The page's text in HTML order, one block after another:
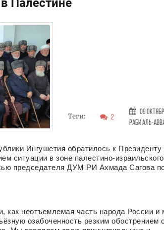
Палестине
Теги: 2
09
Раби аль-
Ингушетия обратилось к Президенту
ситуации в зоне палестино-израильского
председателя ДУМ РИ Ахмада Сагова
как неотъемлемая часть народа России и
озабоченность резким обострением